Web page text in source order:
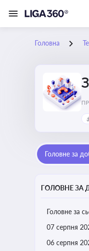
Головна
Головне за
ГОЛОВНЕ ЗА
Головне за
07 серпня
06 серпня